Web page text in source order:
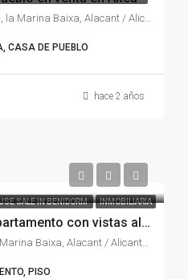
Carrer Alba, Capnegret, Altea, la Marina Baixa, Alacant / Alicante, Comunitat Valenciana, 03590, España
CASA DE PUEBLO
hace 2 años
SALE IN BENIDORM INMOBILIARIA
TE19-0180 Precioso apartamento con vistas al mar en La Vila
la Vila Joiosa / Villajoyosa, la Marina Baixa, Alacant / Alicante, Comunitat Valenciana, 03570, España
PISO